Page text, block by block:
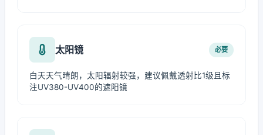
太阳镜 必要
白天天气晴朗，太阳辐射较强，建议佩戴透射比1级且标
注UV380-UV400的遮阳镜